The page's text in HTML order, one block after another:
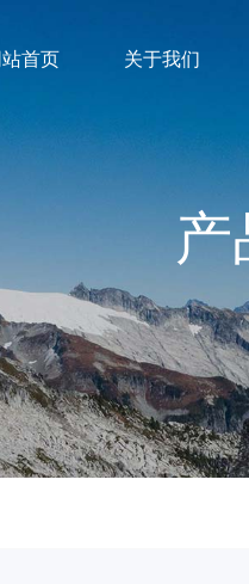
站首页 关于我们
产